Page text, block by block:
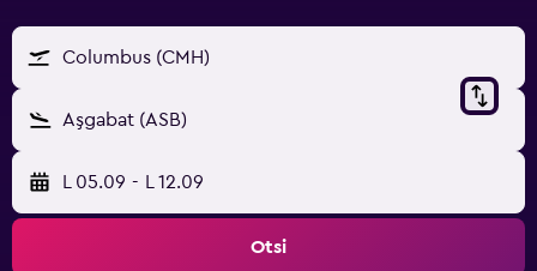
Columbus (CMH)
Aşgabat (ASB)
L 05.09 - L 12.09
Otsi